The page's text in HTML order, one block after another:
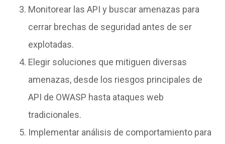
Monitorear las API y buscar amenazas para
cerrar brechas de seguridad antes de ser
explotadas.
Elegir soluciones que mitiguen diversas
amenazas, desde los riesgos principales de
API de OWASP hasta ataques web
tradicionales.
Implementar análisis de comportamiento para